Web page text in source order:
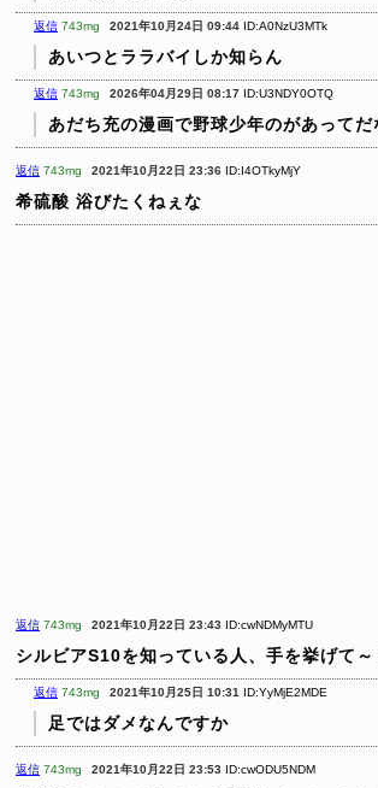
返信 743mg 2021年10月24日 09:44 ID:A0NzU3MTk
あいつとララバイしか知らん
返信 743mg 2026年04月29日 08:17 ID:U3NDY0OTQ
あだち充の漫画で野球少年のがあってだ
返信 743mg 2021年10月22日 23:36 ID:I4OTkyMjY
希硫酸 浴びたくねぇな
返信 743mg 2021年10月22日 23:43 ID:cwNDMyMTU
シルビアS10を知っている人、手を挙げて～
返信 743mg 2021年10月25日 10:31 ID:YyMjE2MDE
足ではダメなんですか
返信 743mg 2021年10月22日 23:53 ID:cwODU5NDM